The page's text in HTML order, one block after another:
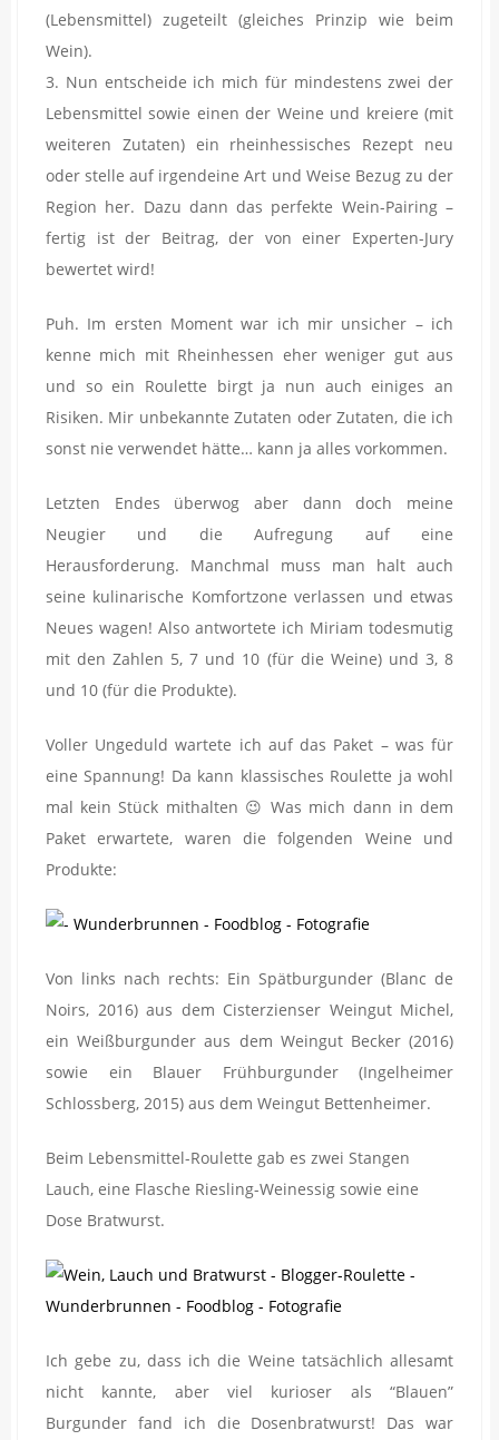
(Lebensmittel) zugeteilt (gleiches Prinzip wie beim
Wein).
3. Nun entscheide ich mich für mindestens zwei der
Lebensmittel sowie einen der Weine und kreiere (mit
weiteren Zutaten) ein rheinhessisches Rezept neu
oder stelle auf irgendeine Art und Weise Bezug zu der
Region her. Dazu dann das perfekte Wein-Pairing –
fertig ist der Beitrag, der von einer Experten-Jury
bewertet wird!
Puh. Im ersten Moment war ich mir unsicher – ich
kenne mich mit Rheinhessen eher weniger gut aus
und so ein Roulette birgt ja nun auch einiges an
Risiken. Mir unbekannte Zutaten oder Zutaten, die ich
sonst nie verwendet hätte… kann ja alles vorkommen.
Letzten Endes überwog aber dann doch meine
Neugier und die Aufregung auf eine
Herausforderung. Manchmal muss man halt auch
seine kulinarische Komfortzone verlassen und etwas
Neues wagen! Also antwortete ich Miriam todesmutig
mit den Zahlen 5, 7 und 10 (für die Weine) und 3, 8
und 10 (für die Produkte).
Voller Ungeduld wartete ich auf das Paket – was für
eine Spannung! Da kann klassisches Roulette ja wohl
mal kein Stück mithalten 😉 Was mich dann in dem
Paket erwartete, waren die folgenden Weine und
Produkte:
Von links nach rechts: Ein Spätburgunder (Blanc de
Noirs, 2016) aus dem Cisterzienser Weingut Michel,
ein Weißburgunder aus dem Weingut Becker (2016)
sowie ein Blauer Frühburgunder (Ingelheimer
Schlossberg, 2015) aus dem Weingut Bettenheimer.
Beim Lebensmittel-Roulette gab es zwei Stangen
Lauch, eine Flasche Riesling-Weinessig sowie eine
Dose Bratwurst.
Ich gebe zu, dass ich die Weine tatsächlich allesamt
nicht kannte, aber viel kurioser als “Blauen”
Burgunder fand ich die Dosenbratwurst! Das war